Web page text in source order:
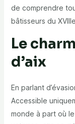
de comprendre
bâtisseurs du
Le
d’aix
En parlant
Accessible
monde à part où